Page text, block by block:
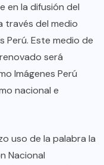
en la difusión del
través del medio
Perú. Este medio de
será
Imágenes Perú
nacional e
uso de la palabra la
Nacional